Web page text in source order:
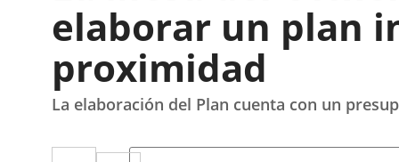
elaborar un plan
proximidad
La elaboración del Plan cuenta con un